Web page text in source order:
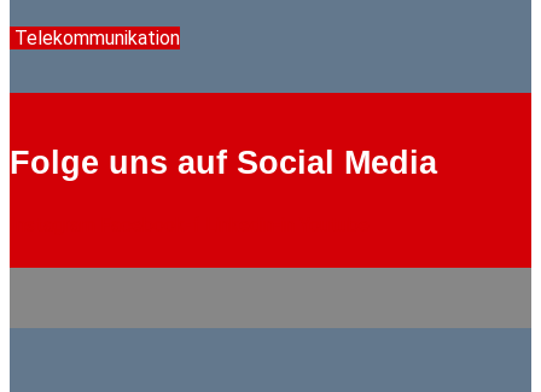
Telekommunikation
Folge uns auf Social Media